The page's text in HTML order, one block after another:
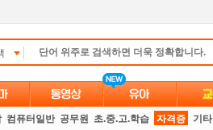
컴퓨터일반 공무원 초.중.고.학습 자격증 기타